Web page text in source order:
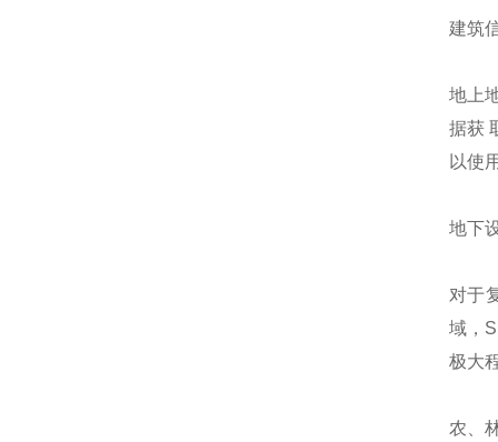
建筑
地上
据获
以使
地下
对于
域，
极大
农、